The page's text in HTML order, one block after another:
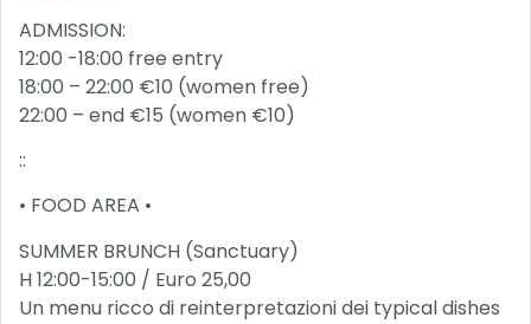
ADMISSION:
12:00 -18:00 free entry
18:00 – 22:00 €10 (women free)
22:00 – end €15 (women €10)
::
• FOOD AREA •
SUMMER BRUNCH (Sanctuary)
H 12:00-15:00 / Euro 25,00
Un menu ricco di reinterpretazioni dei typical dishes